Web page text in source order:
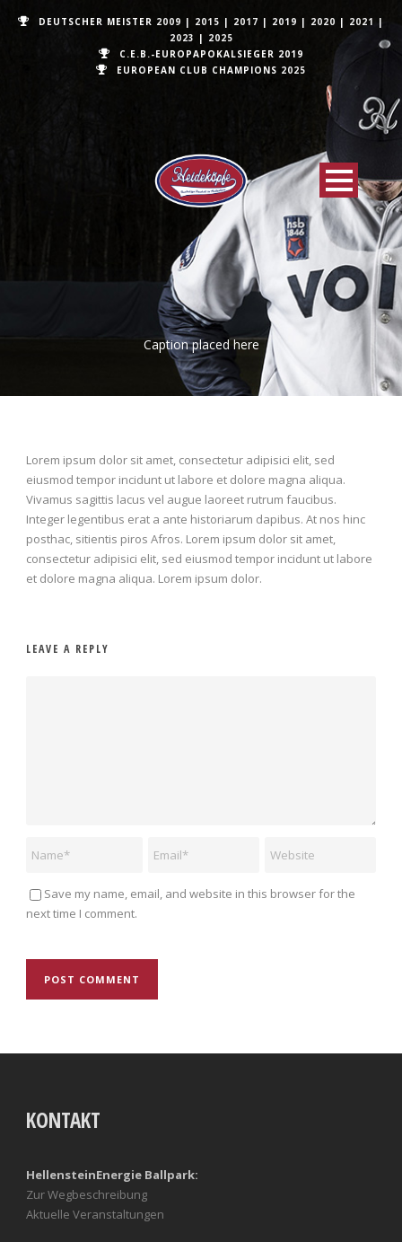
DEUTSCHER MEISTER 2009 | 2015 | 2017 | 2019 | 2020 | 2021 |
2023 | 2025
C.E.B.-EUROPAPOKALSIEGER 2019
EUROPEAN CLUB CHAMPIONS 2025
Caption placed here
Lorem ipsum dolor sit amet, consectetur adipisici elit, sed
eiusmod tempor incidunt ut labore et dolore magna aliqua.
Vivamus sagittis lacus vel augue laoreet rutrum faucibus.
Integer legentibus erat a ante historiarum dapibus. At nos hinc
posthac, sitientis piros Afros. Lorem ipsum dolor sit amet,
consectetur adipisici elit, sed eiusmod tempor incidunt ut labore
et dolore magna aliqua. Lorem ipsum dolor.
LEAVE A REPLY
Save my name, email, and website in this browser for the
next time I comment.
KONTAKT
HellensteinEnergie Ballpark:
Zur Wegbeschreibung
Aktuelle Veranstaltungen